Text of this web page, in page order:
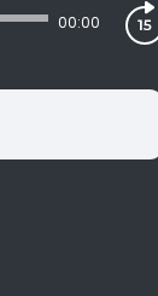
00:00